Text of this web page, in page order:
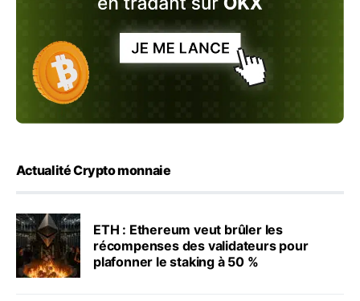
Actualité Crypto monnaie
ETH : Ethereum veut brûler les
récompenses des validateurs pour
plafonner le staking à 50 %